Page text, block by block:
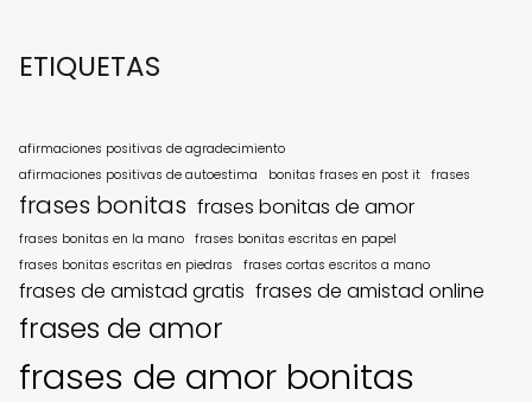
ETIQUETAS
afirmaciones positivas de agradecimiento
afirmaciones positivas de autoestima
bonitas frases en post it frases
frases bonitas frases bonitas de amor
frases bonitas en la mano frases bonitas escritas en papel
frases bonitas escritas en piedras
frases cortas escritos a mano
frases de amistad gratis frases de amistad online
frases de amor
frases de amor bonitas